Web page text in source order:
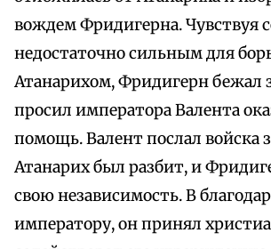
вождем Фридигерна. Чувствуя
недостаточно сильным для
Атанарихом, Фридигерн бежал
просил императора Валента
помощь. Валент послал войска
Атанарих был разбит, и
свою независимость. В
императору, он принял